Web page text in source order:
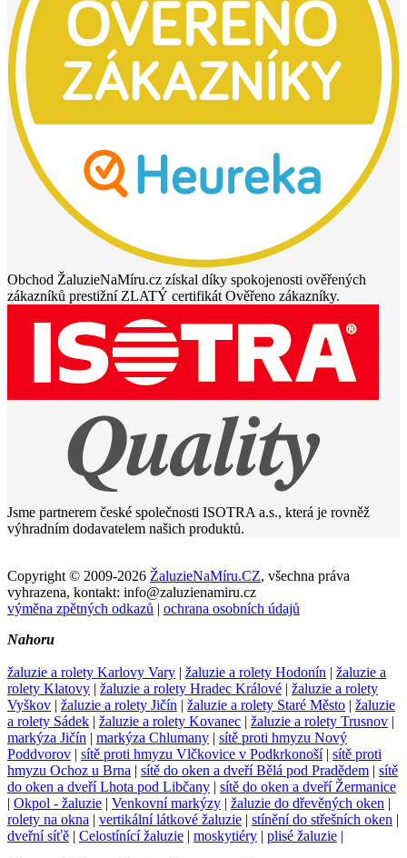
Obchod ŽaluzieNaMíru.cz získal díky spokojenosti ověřených
zákazníků prestižní ZLATÝ certifikát Ověřeno zákazníky.
Jsme partnerem české společnosti ISOTRA a.s., která je rovněž
výhradním dodavatelem našich produktů.
Copyright © 2009-2026 ŽaluzieNaMíru.CZ, všechna práva
vyhrazena, kontakt: info@zaluzienamiru.cz
výměna zpětných odkazů | ochrana osobních údajů
Nahoru
žaluzie a rolety Karlovy Vary | žaluzie a rolety Hodonín | žaluzie a
rolety Klatovy | žaluzie a rolety Hradec Králové | žaluzie a rolety
Vyškov | žaluzie a rolety Jičín | žaluzie a rolety Staré Město | žaluzie
a rolety Sádek | žaluzie a rolety Kovanec | žaluzie a rolety Trusnov |
markýza Jičín | markýza Chlumany | sítě proti hmyzu Nový
Poddvorov | sítě proti hmyzu Vlčkovice v Podkrkonoší| sítě proti
hmyzu Ochoz u Brna | sítě do oken a dveří Bělá pod Pradědem | sítě
do oken a dveří Lhota pod Libčany | sítě do oken a dveří Žermanice
| Okpol - žaluzie | Venkovní markýzy | žaluzie do dřevěných oken |
rolety na okna | vertikální látkové žaluzie | stínění do střešních oken |
dveřní síťě | Celostínící žaluzie | moskytiéry | plisé žaluzie |